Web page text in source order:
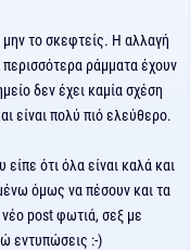
μην το σκεφτείς. Η αλλαγή
ράμματα έχουν
δεν έχει καμία σχέση
είναι πολύ πιό ελεύθερο.
ότι όλα είναι καλά και
όμως να πέσουν και τα
post φωτιά, σεξ με
εντυπώσεις :-)